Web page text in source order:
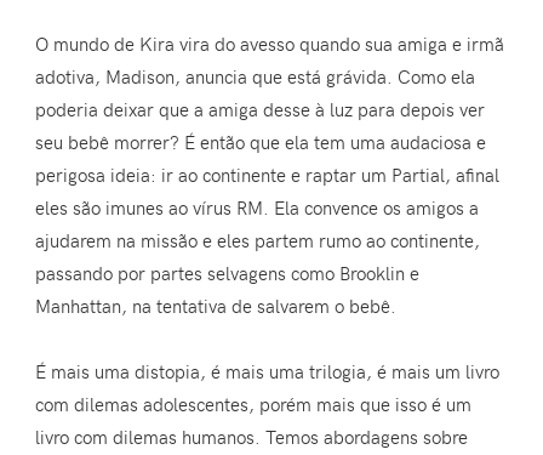
O mundo de Kira vira do avesso quando sua amiga e irmã
adotiva, Madison, anuncia que está grávida. Como ela
poderia deixar que a amiga desse à luz para depois ver
seu bebê morrer? É então que ela tem uma audaciosa e
perigosa ideia: ir ao continente e raptar um Partial, afinal
eles são imunes ao vírus RM. Ela convence os amigos a
ajudarem na missão e eles partem rumo ao continente,
passando por partes selvagens como Brooklin e
Manhattan, na tentativa de salvarem o bebê.
É mais uma distopia, é mais uma trilogia, é mais um livro
com dilemas adolescentes, porém mais que isso é um
livro com dilemas humanos. Temos abordagens sobre